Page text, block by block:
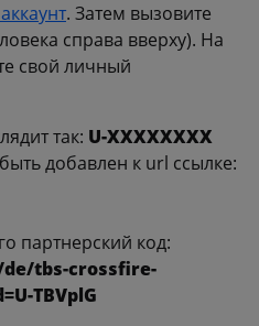
. Затем вызовите
справа вверху). На
свой личный
так: U-XXXXXXXX
добавлен к url ссылке:
партнерский код:
tbs-crossfire-
TBVplG